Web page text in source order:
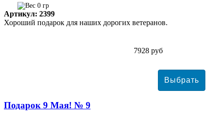
0 гр
Артикул: 2399
Хороший подарок для наших дорогих ветеранов.
7928 руб
Подарок 9 Мая! № 9